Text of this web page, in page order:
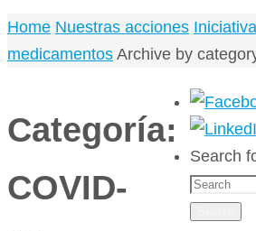
Home Nuestras acciones
medicamentos Archive by
Categoría:
COVID-
Search